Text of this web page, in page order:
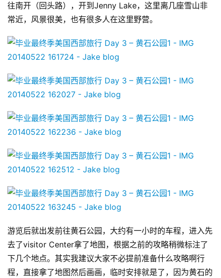
往南开（回头路），开到Jenny Lake，这里离几座雪山非
常近，风景很美，也有很多人在这里野营。
游览后就出发前往黄石公园，大约有一小时的车程，进入先
去了visitor Center拿了地图，根据之前的攻略稍微标注了
下几个地点。其实我建议大家不必提前准备什么攻略啊行
程，直接拿了地图然后画画，临时安排就是了，因为黄石的